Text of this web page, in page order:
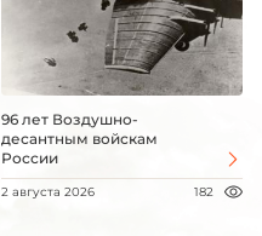
96 лет Воздушно-
десантным войскам
России
2 августа 2026 182